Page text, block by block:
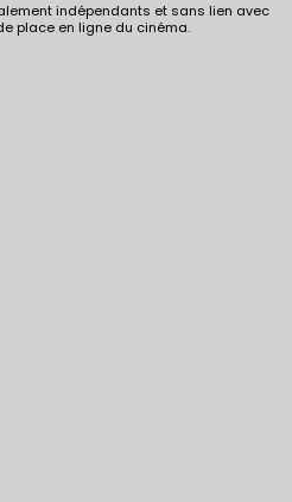
indépendants et sans lien avec
place en ligne du cinéma.